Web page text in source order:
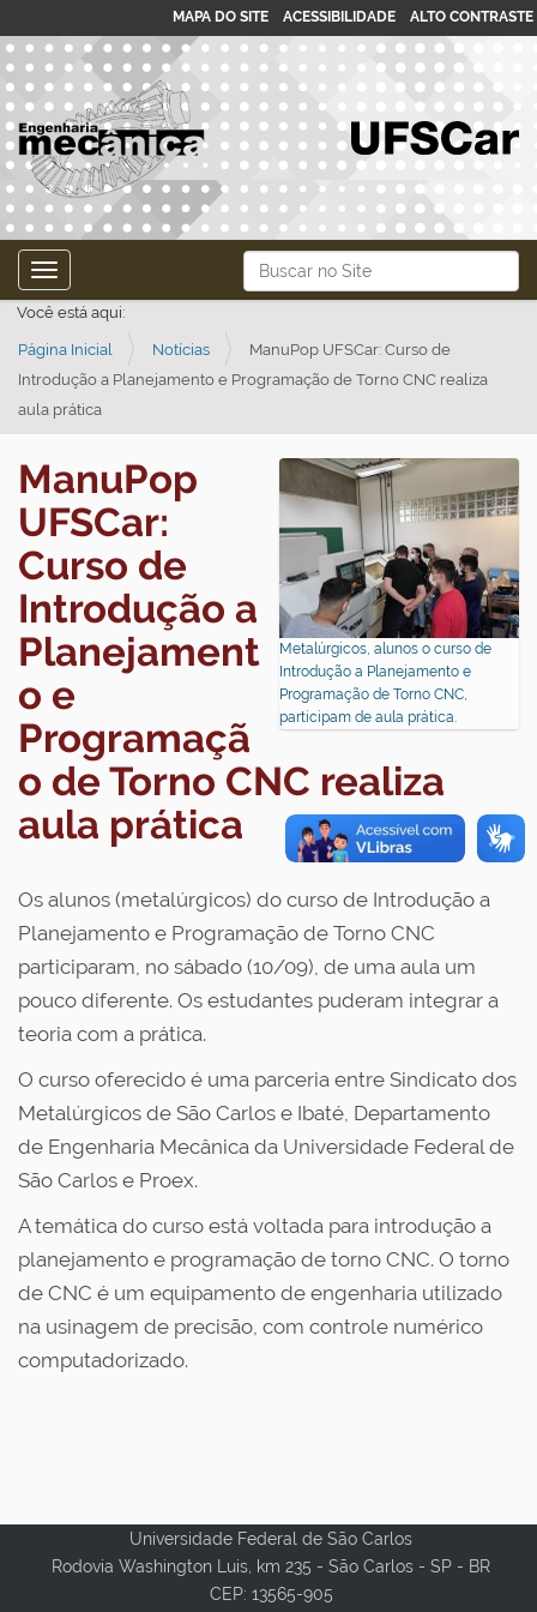
Busca
Busca Avançada…
MAPA DO SITE ACESSIBILIDADE ALTO CONTRASTE
Toggle navigation
Você está aqui:
Página Inicial Notícias
ManuPop UFSCar: Curso de
Introdução a Planejamento e Programação de Torno CNC realiza
aula prática
Metalúrgicos, alunos o curso de
Introdução a Planejamento e
Programação de Torno CNC,
participam de aula prática.
ManuPop
UFSCar:
Curso de
Introdução a
Planejament
o e
Programaçã
o de Torno CNC realiza
aula prática
Os alunos (metalúrgicos) do curso de Introdução a
Planejamento e Programação de Torno CNC
participaram, no sábado (10/09), de uma aula um
pouco diferente. Os estudantes puderam integrar a
teoria com a prática.
O curso oferecido é uma parceria entre Sindicato dos
Metalúrgicos de São Carlos e Ibaté, Departamento
de Engenharia Mecânica da Universidade Federal de
São Carlos e Proex.
A temática do curso está voltada para introdução a
planejamento e programação de torno CNC. O torno
de CNC é um equipamento de engenharia utilizado
na usinagem de precisão, com controle numérico
computadorizado.
Universidade Federal de São Carlos
Rodovia Washington Luis, km 235 - São Carlos - SP - BR
CEP: 13565-905